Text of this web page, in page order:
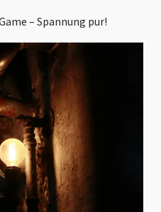
– Spannung pur!